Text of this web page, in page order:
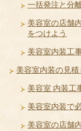
一括発注と分
美容室の店舗
をつけよう
美容室内装工
美容室内装の見積
美容室 内装工
美容室内装で
美容室の店舗